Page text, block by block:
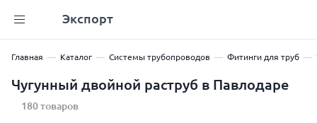
Экспорт
Главная Каталог Системы трубопроводов Фитинги для труб
Чугунный двойной раструб в Павлодаре
180 товаров